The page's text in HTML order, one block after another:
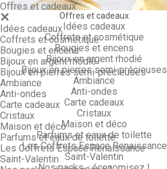
Offres et cadeaux
Idées cadeaux
Coffrets et cosmétique
Bougies et encens
Bijoux en argent rhodié
Bijoux en pierres semi-précieuses
Ambiance
Anti-ondes
Carte cadeaux
Cristaux
Maison et déco
Parfums et eaux de toilette
Les Coffrets Espace Renaissance
Saint-Valentin
Offres et cadeaux
Idées cadeaux
Coffrets et cosmétique
Bougies et encens
Bijoux en argent rhodié
Bijoux en pierres semi-précieuses
Ambiance
Anti-ondes
Carte cadeaux
Cristaux
Maison et déco
Parfums et eaux de toilette
Les Coffrets Espace Renaissance
Saint-Valentin